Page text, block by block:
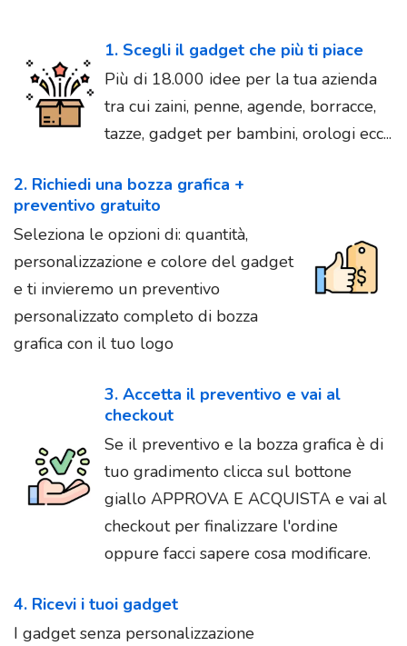
1. Scegli il gadget che più ti piace
Più di 18.000 idee per la tua azienda
tra cui zaini, penne, agende, borracce,
tazze, gadget per bambini, orologi ecc...
2. Richiedi una bozza grafica +
preventivo gratuito
Seleziona le opzioni di: quantità,
personalizzazione e colore del gadget
e ti invieremo un preventivo
personalizzato completo di bozza
grafica con il tuo logo
3. Accetta il preventivo e vai al
checkout
Se il preventivo e la bozza grafica è di
tuo gradimento clicca sul bottone
giallo APPROVA E ACQUISTA e vai al
checkout per finalizzare l'ordine
oppure facci sapere cosa modificare.
4. Ricevi i tuoi gadget
I gadget senza personalizzazione